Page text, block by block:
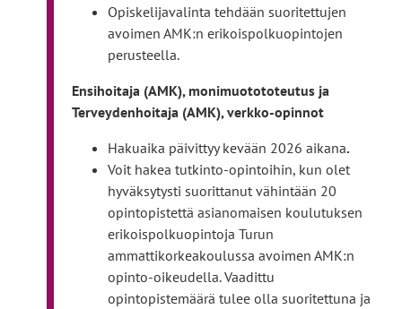
Opiskelijavalinta tehdään suoritettujen
avoimen AMK:n erikoispolkuopintojen
perusteella.
Ensihoitaja (AMK), monimuotototeutus ja
Terveydenhoitaja (AMK), verkko-opinnot
Hakuaika päivittyy kevään 2026 aikana.
Voit hakea tutkinto-opintoihin, kun olet
hyväksytysti suorittanut vähintään 20
opintopistettä asianomaisen koulutuksen
erikoispolkuopintoja Turun
ammattikorkeakoulussa avoimen AMK:n
opinto-oikeudella. Vaadittu
opintopistemäärä tulee olla suoritettuna ja